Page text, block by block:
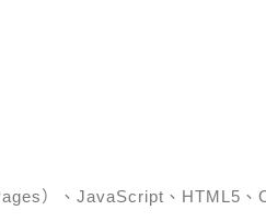
）、JavaScript、HTML5、